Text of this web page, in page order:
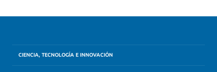
CIENCIA, TECNOLOGÍA E INNOVACIÓN